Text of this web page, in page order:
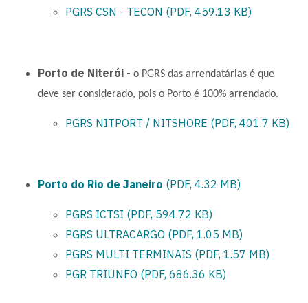
PGRS CSN - TECON (PDF, 459.13 KB)
Porto de Niterói - o PGRS das arrendatárias é que
deve ser considerado, pois o Porto é 100% arrendado.
PGRS NITPORT / NITSHORE (PDF, 401.7 KB)
Porto do Rio de Janeiro (PDF, 4.32 MB)
PGRS ICTSI (PDF, 594.72 KB)
PGRS ULTRACARGO (PDF, 1.05 MB)
PGRS MULTI TERMINAIS (PDF, 1.57 MB)
PGR TRIUNFO (PDF, 686.36 KB)